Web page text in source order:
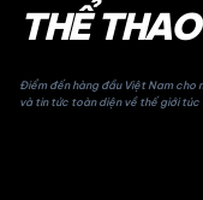
THỂ
Điểm đến hàng đầu Việt Nam cho
và tin tức toàn diện về thế giới túc